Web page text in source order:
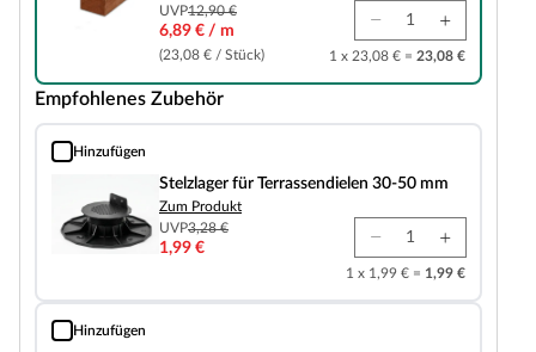
UVP12,90 €
6,89 € / m
(23,08 € / Stück) 1 x 23,08 € = 23,08 €
Empfohlenes Zubehör
Hinzufügen
Stelzlager für Terrassendielen 30-50 mm
Stelzlager für Terrassendielen 30-50 mm
Zum Produkt
UVP3,28 €
1,99 €
1 x 1,99 € = 1,99 €
Hinzufügen
Distanz--Abstandshalter 50 Stück Hinterlüftung